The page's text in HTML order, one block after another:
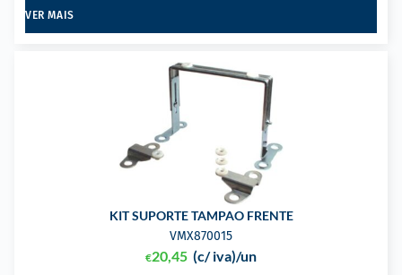
VER MAIS
KIT SUPORTE TAMPAO FRENTE
VMX870015
€20,45 (c/ iva)/un